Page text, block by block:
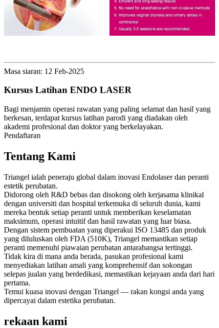
Masa siaran: 12 Feb-2025
Kursus Latihan ENDO LASER
Bagi menjamin operasi rawatan yang paling selamat dan hasil yang
berkesan, terdapat kursus latihan parodi yang diadakan oleh
akademi profesional dan doktor yang berkelayakan.
Pendaftaran
Tentang Kami
Triangel ialah peneraju global dalam inovasi Endolaser dan peranti
estetik perubatan.
Didorong oleh R&D bebas dan disokong oleh kerjasama klinikal
dengan universiti dan hospital terkemuka di seluruh dunia, kami
mereka bentuk setiap peranti untuk memberikan keselamatan
maksimum, operasi intuitif dan hasil rawatan yang luar biasa.
Dengan sistem pembuatan yang diperakui ISO 13485 dan produk
yang diluluskan oleh FDA (510K), Triangel memastikan setiap
peranti memenuhi piawaian perubatan antarabangsa tertinggi.
Tidak kira di mana anda berada, pasukan profesional kami
menyediakan latihan amali yang komprehensif dan sokongan
selepas jualan yang berdedikasi, memastikan kejayaan anda dari hari
pertama.
Temui kuasa inovasi dengan Triangel — rakan kongsi anda yang
dipercayai dalam estetika perubatan.
rekaan kami